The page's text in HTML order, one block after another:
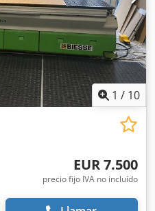
1 / 10
EUR 7.500
precio fijo IVA no incluído